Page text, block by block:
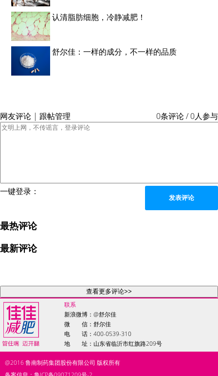
认清脂肪细胞，冷静减肥！
舒尔佳：一样的成分，不一样的品质
网友评论 | 跟帖管理 0条评论 / 0人参与
一键登录：
发表评论
最热评论
最新评论
查看更多评论>>
联系
新浪微博： @舒尔佳
微 信：舒尔佳
电 话：400-0539-310
地 址：山东省临沂市红旗路209号
@2016鲁南制药集团股份有限公司 版权所有